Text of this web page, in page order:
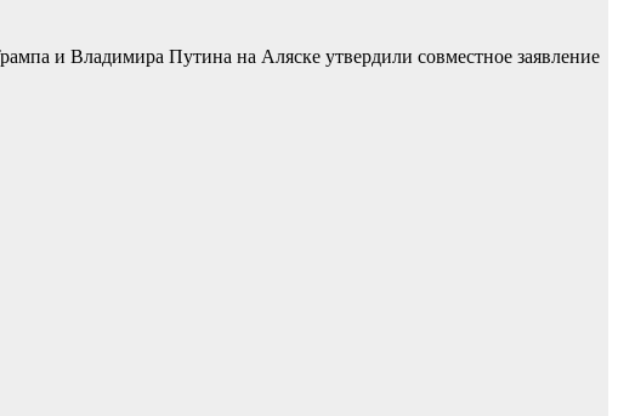
и Владимира Путина на Аляске утвердили совместное заявление